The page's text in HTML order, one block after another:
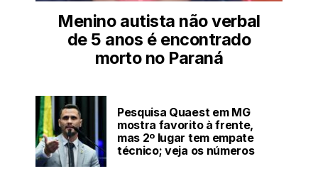
Menino autista não verbal
de 5 anos é encontrado
morto no Paraná
Pesquisa Quaest em MG
mostra favorito à frente,
mas 2º lugar tem empate
técnico; veja os números